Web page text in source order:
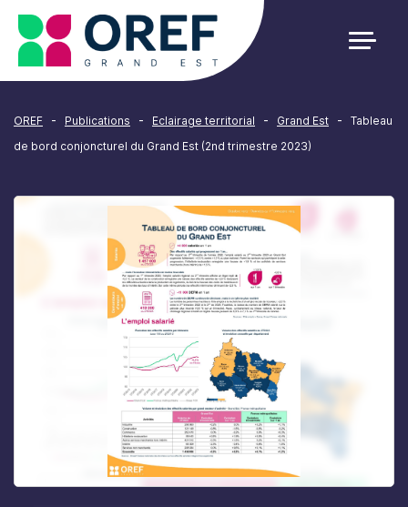
OREF - Publications - Eclairage territorial - Grand Est -
Tableau
de bord conjoncturel du Grand Est (2nd trimestre 2023)